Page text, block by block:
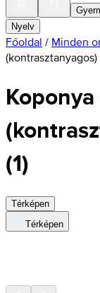
Nyelv
Főoldal / Minden
(kontrasztanyagos)
(1)
Térképen
Térképen